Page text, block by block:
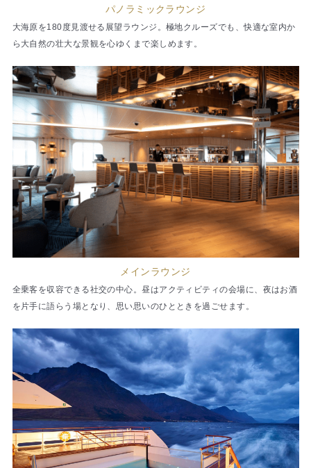
パノラミックラウンジ
大海原を180度見渡せる展望ラウンジ。極地クルーズでも、快適な室内か
ら大自然の壮大な景観を心ゆくまで楽しめます。
メインラウンジ
全乗客を収容できる社交の中心。昼はアクティビティの会場に、夜はお酒
を片手に語らう場となり、思い思いのひとときを過ごせます。